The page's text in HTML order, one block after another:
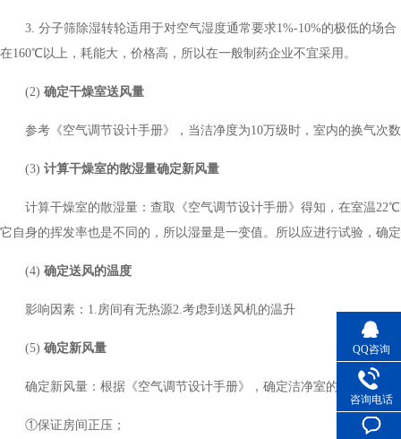
3. 分子筛除湿转轮适用于对空气湿度通常要求1%-10%的极低的场合
在160℃以上，耗能大，价格高，所以在一般制药企业不宜采用。
(2) 确定干燥室送风量
参考《空气调节设计手册》，当洁净度为10万级时，室内的换气
(3) 计算干燥室的散湿量确定新风量
计算干燥室的散湿量：查取《空气调节设计手册》得知，在室
它自身的挥发率也是不同的，所以湿量是一变值。所以应进行试验，
(4) 确定送风的温度
影响因素：1.房间有无热源2.考虑到送风机的温升
(5) 确定新风量
确定新风量：根据《空气调节设计手册》，确定洁净室的新风量。应
①保证房间正压；
QQ咨询
咨询电话